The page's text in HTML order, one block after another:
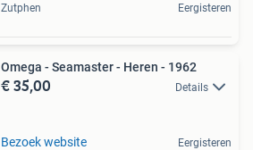
Zutphen Eergisteren
Omega - Seamaster - Heren - 1962
€ 35,00 Details
Bezoek website Eergisteren